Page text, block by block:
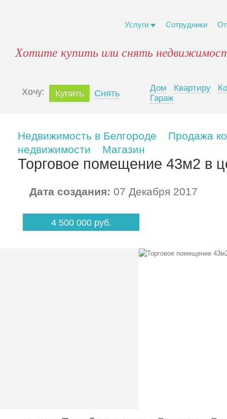
Услуги Сотрудники
Хотите купить или снять
Xочу: Купить Снять
Дом Квартиру
Гараж
Недвижимость в Белгороде
Продажа
недвижимости
Магазин
Торговое помещение 43м2 в
Дата создания: 07 Декабря 2017
4 500 000 руб.